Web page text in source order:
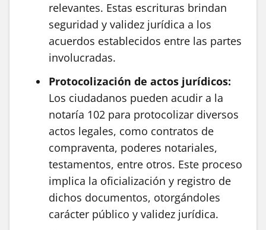
relevantes. Estas escrituras brindan
seguridad y validez jurídica a los
acuerdos establecidos entre las partes
involucradas.
Protocolización de actos jurídicos:
Los ciudadanos pueden acudir a la
notaría 102 para protocolizar diversos
actos legales, como contratos de
compraventa, poderes notariales,
testamentos, entre otros. Este proceso
implica la oficialización y registro de
dichos documentos, otorgándoles
carácter público y validez jurídica.